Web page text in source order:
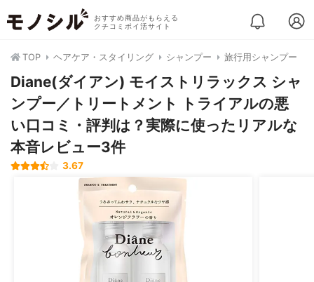
おすすめ商品がもらえる
クチコミポイ活サイト
TOP ヘアケア・スタイリング シャンプー 旅行用シャンプー
Diane(ダイアン) モイストリラックス シャ
ンプー／トリートメント トライアルの悪
い口コミ・評判は？実際に使ったリアルな
本音レビュー3件
3.67